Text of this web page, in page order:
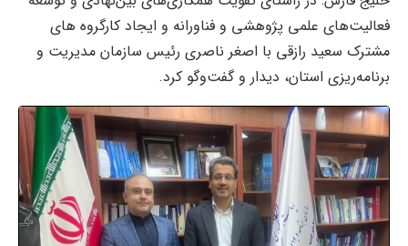
فعالیت‌های علمی پژوهشی و فناورانه و ایجاد کارگروه های
مشترک سعید رازقی با اصغر ناصری رئیس سازمان مدیریت و
برنامه‌ریزی استان، دیدار و گفت‌وگو کرد.